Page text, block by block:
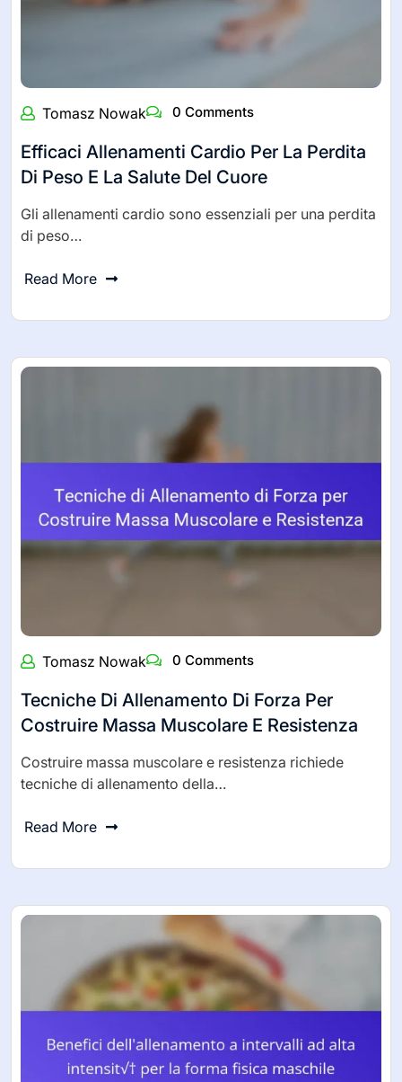
Tomasz Nowak 0 Comments
Efficaci Allenamenti Cardio Per La Perdita
Di Peso E La Salute Del Cuore
Gli allenamenti cardio sono essenziali per una perdita
di peso…
Read More
Tomasz Nowak 0 Comments
Tecniche Di Allenamento Di Forza Per
Costruire Massa Muscolare E Resistenza
Costruire massa muscolare e resistenza richiede
tecniche di allenamento della…
Read More